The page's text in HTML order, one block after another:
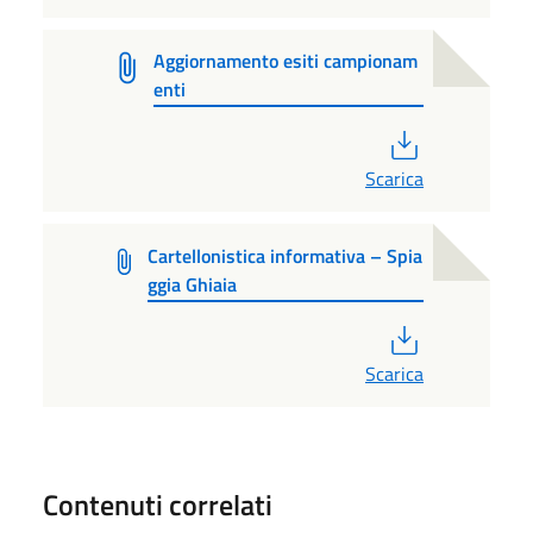
Aggiornamento esiti campionam
enti
Scarica
Cartellonistica informativa – Spia
ggia Ghiaia
Scarica
Contenuti correlati